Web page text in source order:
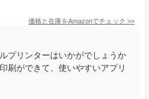
価格と在庫をAmazonでチェック >>
プリンターはいかがでしょうか
刷ができて、使いやすいアプリ